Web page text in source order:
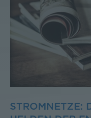
STROMNETZE: